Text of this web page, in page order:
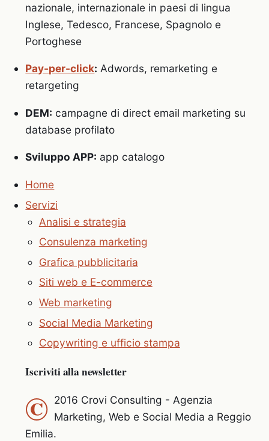
nazionale, internazionale in paesi di lingua
Inglese, Tedesco, Francese, Spagnolo e
Portoghese
Pay-per-click: Adwords, remarketing e
retargeting
DEM: campagne di direct email marketing su
database profilato
Sviluppo APP: app catalogo
Home
Servizi
Analisi e strategia
Consulenza marketing
Grafica pubblicitaria
Siti web e E-commerce
Web marketing
Social Media Marketing
Copywriting e ufficio stampa
Iscriviti alla newsletter
© 2016 Crovi Consulting - Agenzia
Marketing, Web e Social Media a Reggio
Emilia.